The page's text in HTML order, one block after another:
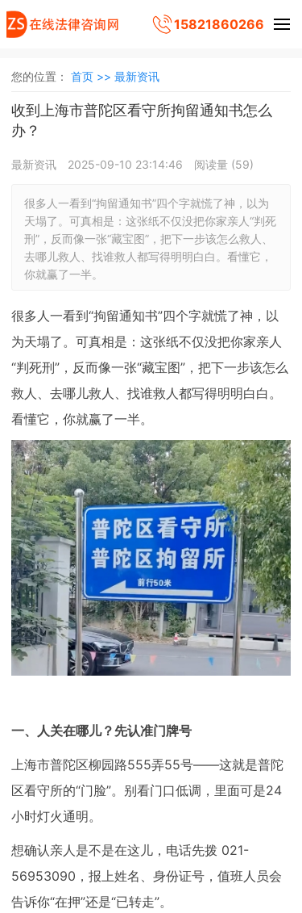
15821860266
您的位置： 首页 >> 最新资讯
收到上海市普陀区看守所拘留通知书怎么
办？
最新资讯 2025-09-10 23:14:46 阅读量 (59)
很多人一看到“拘留通知书”四个字就慌了神，以为
天塌了。可真相是：这张纸不仅没把你家亲人“判死
刑”，反而像一张“藏宝图”，把下一步该怎么救人、
去哪儿救人、找谁救人都写得明明白白。看懂它，
你就赢了一半。
很多人一看到“拘留通知书”四个字就慌了神，以
为天塌了。可真相是：这张纸不仅没把你家亲人
“判死刑”，反而像一张“藏宝图”，把下一步该怎么
救人、去哪儿救人、找谁救人都写得明明白白。
看懂它，你就赢了一半。
一、人关在哪儿？先认准门牌号
上海市普陀区柳园路555弄55号——这就是普陀
区看守所的“门脸”。别看门口低调，里面可是24
小时灯火通明。
想确认亲人是不是在这儿，电话先拨 021-
56953090，报上姓名、身份证号，值班人员会
告诉你“在押”还是“已转走”。